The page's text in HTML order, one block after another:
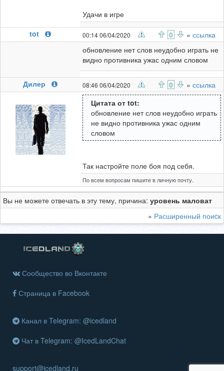
Удачи в игре
tot
00:14 06/04/2020 0 » ссылка
обновление нет слов неудобно играть не
видно противника ужас одним словом
Дилер 08:46 06/04/2020 0 » ссылка
Цитата от tot:
обновление нет слов неудобно играть
не видно противника ужас одним
словом
Так настройте поле боя под себя.
По всем вопросам пишите в личную почту.
Вы не можете отвечать в эту тему, причина: уровень маловат
» Расширенный поиcк
Сообщество во Вконтакте
Страница в Facebook
Канал в Telegram: @icedland
Чат в Telegram: @IcedLandChat
support@icedland.ru